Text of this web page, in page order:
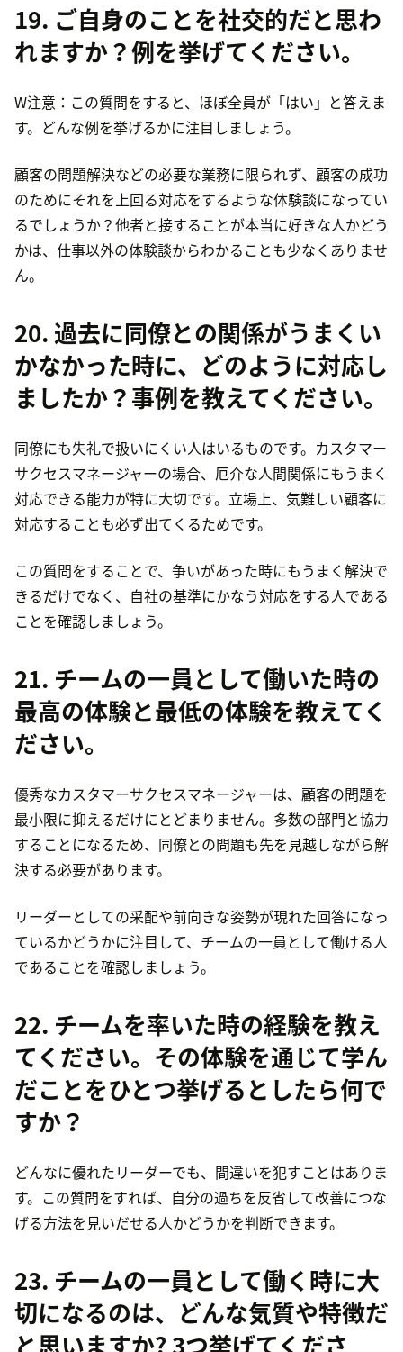
19. ご自身のことを社交的だと思わ
れますか？例を挙げてください。
W注意：この質問をすると、ほぼ全員が「はい」と答えま
す。どんな例を挙げるかに注目しましょう。
顧客の問題解決などの必要な業務に限られず、顧客の成功
のためにそれを上回る対応をするような体験談になってい
るでしょうか？他者と接することが本当に好きな人かどう
かは、仕事以外の体験談からわかることも少なくありませ
ん。
20. 過去に同僚との関係がうまくい
かなかった時に、どのように対応し
ましたか？事例を教えてください。
同僚にも失礼で扱いにくい人はいるものです。カスタマー
サクセスマネージャーの場合、厄介な人間関係にもうまく
対応できる能力が特に大切です。立場上、気難しい顧客に
対応することも必ず出てくるためです。
この質問をすることで、争いがあった時にもうまく解決で
きるだけでなく、自社の基準にかなう対応をする人である
ことを確認しましょう。
21. チームの一員として働いた時の
最高の体験と最低の体験を教えてく
ださい。
優秀なカスタマーサクセスマネージャーは、顧客の問題を
最小限に抑えるだけにとどまりません。多数の部門と協力
することになるため、同僚との問題も先を見越しながら解
決する必要があります。
リーダーとしての采配や前向きな姿勢が現れた回答になっ
ているかどうかに注目して、チームの一員として働ける人
であることを確認しましょう。
22. チームを率いた時の経験を教え
てください。その体験を通じて学ん
だことをひとつ挙げるとしたら何で
すか？
どんなに優れたリーダーでも、間違いを犯すことはありま
す。この質問をすれば、自分の過ちを反省して改善につな
げる方法を見いだせる人かどうかを判断できます。
23. チームの一員として働く時に大
切になるのは、どんな気質や特徴だ
と思いますか? 3つ挙げてくださ